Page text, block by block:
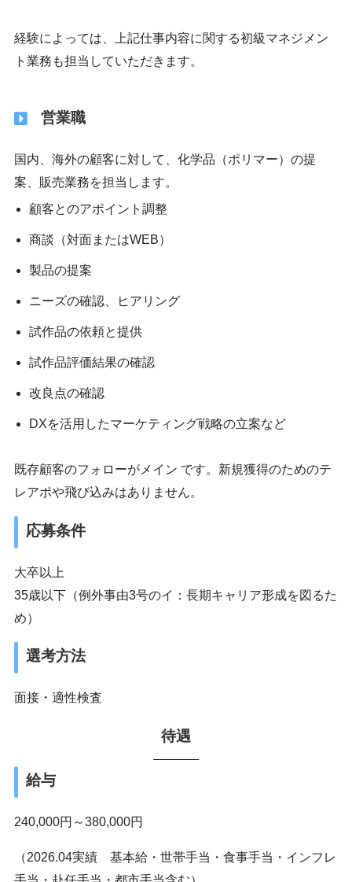
経験によっては、上記仕事内容に関する初級マネジメン
ト業務も担当していただきます。
営業職
国内、海外の顧客に対して、化学品（ポリマー）の提
案、販売業務を担当します。
顧客とのアポイント調整
商談（対面またはWEB）
製品の提案
ニーズの確認、ヒアリング
試作品の依頼と提供
試作品評価結果の確認
改良点の確認
DXを活用したマーケティング戦略の立案など
既存顧客のフォローがメイン です。新規獲得のためのテ
レアポや飛び込みはありません。
応募条件
大卒以上
35歳以下（例外事由3号のイ：長期キャリア形成を図るた
め）
選考方法
面接・適性検査
待遇
給与
240,000円～380,000円
（2026.04実績 基本給・世帯手当・食事手当・インフレ